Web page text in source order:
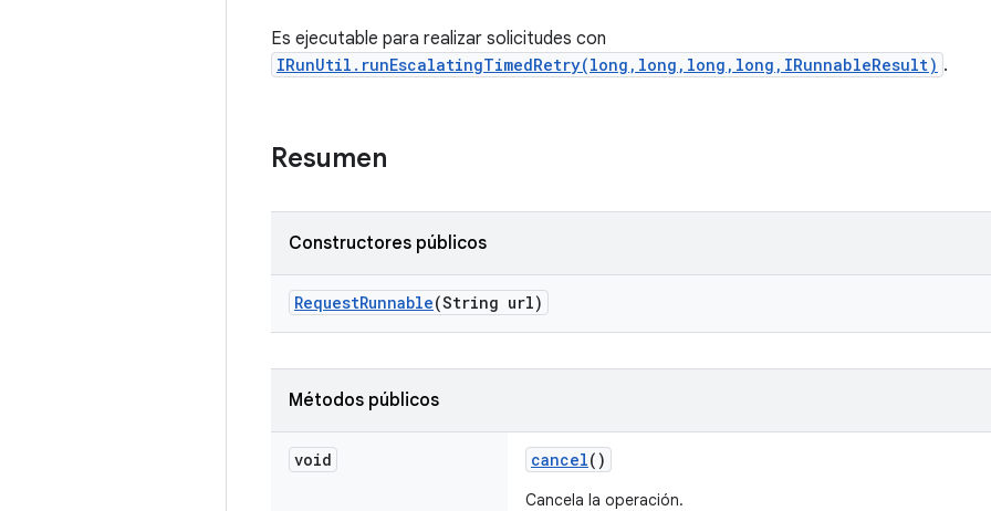
Es ejecutable para realizar solicitudes con
IRunUtil.runEscalatingTimedRetry(long,long,long,long,IRunnableResult) .
Resumen
Constructores públicos
RequestRunnable(String url)
Métodos públicos
void cancel()
Cancela la operación.